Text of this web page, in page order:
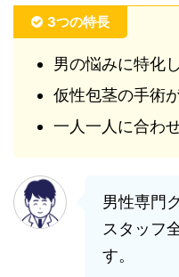
3つの特長
男の悩みに特化
仮性包茎の手術
一人一人に合わ
男性専門
スタッフ
す。